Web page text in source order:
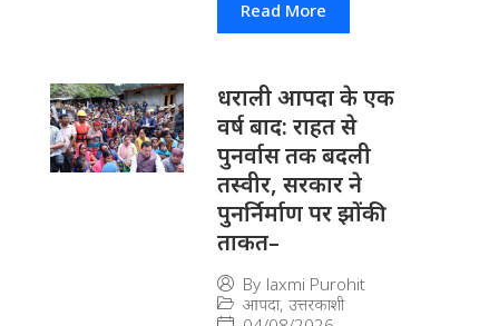
Read More
धराली आपदा के एक
वर्ष बाद: राहत से
पुनर्वास तक बदली
तस्वीर, सरकार ने
पुनर्निर्माण पर झोंकी
ताकत–
By laxmi Purohit
आपदा, उत्तरकाशी